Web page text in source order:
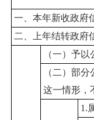
一、本年新收政府
二、上年结转政府
（一）予以
（二）部分
这一情形，
1.